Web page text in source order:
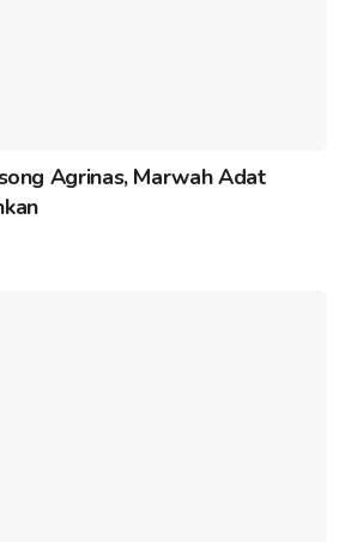
Agrinas, Marwah Adat